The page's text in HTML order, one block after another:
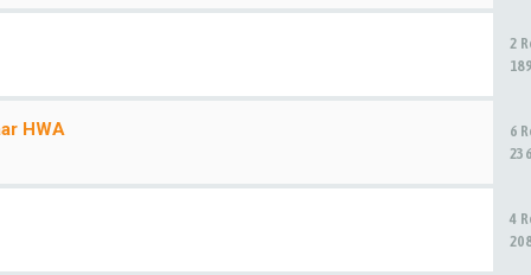
2
HWA
6
4